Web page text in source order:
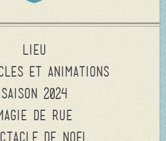
Lieu
et animations
Saison 2024
de rue
de Noel